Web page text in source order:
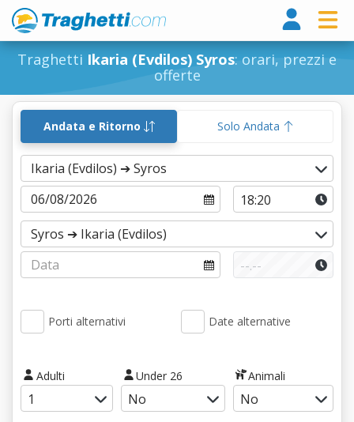
Traghetti Ikaria (Evdilos) Syros: orari, prezzi e
offerte
Andata e Ritorno Solo Andata
Porti alternativi Date alternative
Adulti Under 26 Animali